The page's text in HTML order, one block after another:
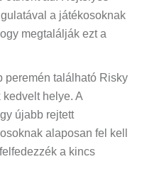
a játékosoknak
megtalálják ezt a
peremén található Risky
helye. A
újabb rejtett
alaposan fel kell
a kincs